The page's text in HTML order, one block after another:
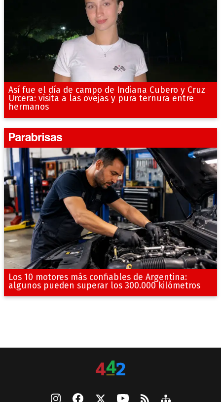
Así fue el día de campo de Indiana Cubero y Cruz
Urcera: visita a las ovejas y pura ternura entre
hermanos
Los 10 motores más confiables de Argentina:
algunos pueden superar los 300.000 kilómetros